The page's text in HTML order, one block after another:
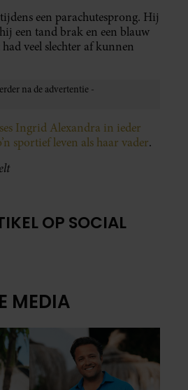
een parachutesprong. Hij
een tand brak en een blauw
veel slechter af kunnen
Ingrid Alexandra in ieder
sportief leven als haar vader.
OP SOCIAL
MEDIA